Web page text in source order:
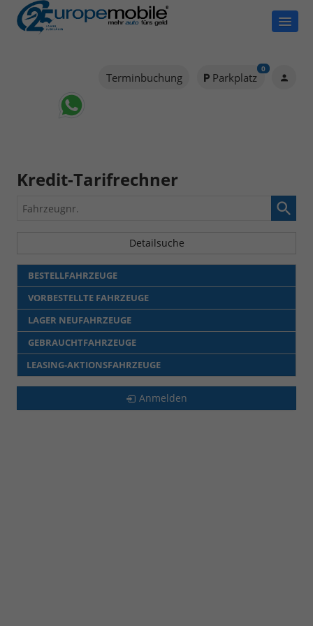
Terminbuchung Parkplatz
0
Kredit-Tarifrechner
Fahrzeugnr.
Detailsuche
BESTELLFAHRZEUGE
VORBESTELLTE FAHRZEUGE
LAGER NEUFAHRZEUGE
GEBRAUCHTFAHRZEUGE
LEASING-AKTIONSFAHRZEUGE
Anmelden